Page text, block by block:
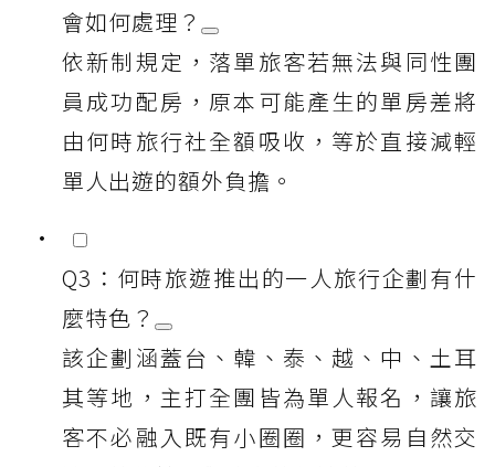
會如何處理？
依新制規定，落單旅客若無法與同性團
員成功配房，原本可能產生的單房差將
由何時旅行社全額吸收，等於直接減輕
單人出遊的額外負擔。
Q3：何時旅遊推出的一人旅行企劃有什
麼特色？
該企劃涵蓋台、韓、泰、越、中、土耳
其等地，主打全團皆為單人報名，讓旅
客不必融入既有小圈圈，更容易自然交